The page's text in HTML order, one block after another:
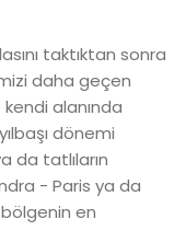
taktıktan sonra
daha geçen
alanında
dönemi
da tatlıların
- Paris ya da
bölgenin en